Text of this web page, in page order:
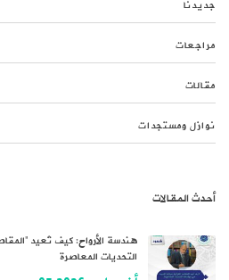
جديدنا
مراجعات
مقالات
نوازل ومستجدات
أحدث المقالات
هندسة الأرواح: كيف تُعيد
التحديات المعاصرة